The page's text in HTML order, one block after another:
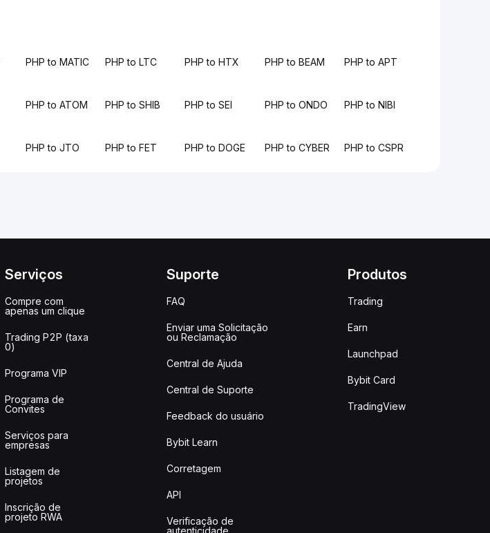
PHP to MATIC PHP to LTC PHP to HTX PHP to BEAM PHP to APT
PHP to ATOM PHP to SHIB PHP to SEI PHP to ONDO PHP to NIBI
PHP to JTO PHP to FET PHP to DOGE PHP to CYBER PHP to CSPR
Serviços
Compre com
apenas um clique
Trading P2P (taxa
0)
Programa VIP
Programa de
Convites
Serviços para
empresas
Listagem de
projetos
Inscrição de
projeto RWA
Suporte
FAQ
Enviar uma Solicitação
ou Reclamação
Central de Ajuda
Central de Suporte
Feedback do usuário
Bybit Learn
Corretagem
API
Verificação de
autenticidade
Produtos
Trading
Earn
Launchpad
Bybit Card
TradingView